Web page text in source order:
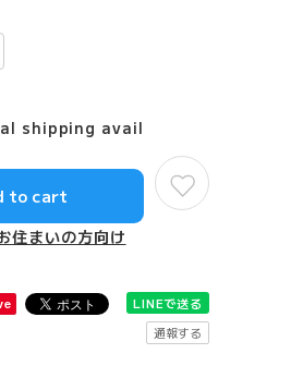
shipping avail
to cart
住まいの方向け
LINEで送る
通報する